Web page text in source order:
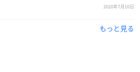
2020年7月10日
もっと見る